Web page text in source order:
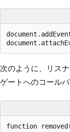
次のように、リス
ゲートへのコール